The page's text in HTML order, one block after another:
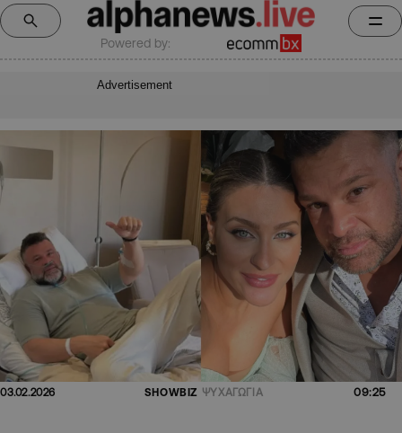
Powered by:
Advertisement
03.02.2026 SHOWBIZ ΨΥΧΑΓΩΓΙΑ 09:25